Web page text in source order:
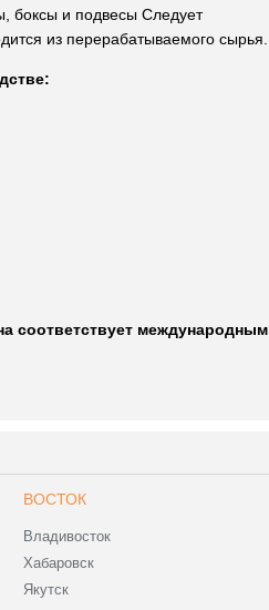
боксы и подвесы Следует
из перерабатываемого сырья.
соответствует международным
ВОСТОК
Владивосток
Хабаровск
Якутск